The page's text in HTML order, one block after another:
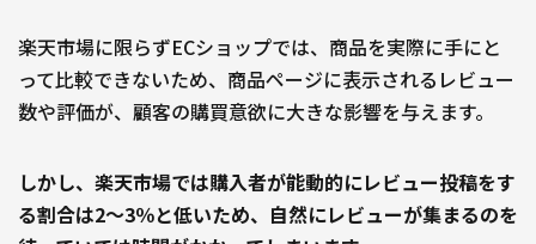
楽天市場に限らずECショップでは、商品を実際に手にと
って比較できないため、商品ページに表示されるレビュー
数や評価が、顧客の購買意欲に大きな影響を与えます。
しかし、楽天市場では購入者が能動的にレビュー投稿をす
る割合は2〜3％と低いため、自然にレビューが集まるのを